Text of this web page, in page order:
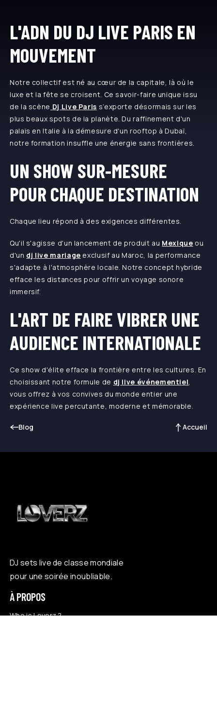
L'ADN DU DJ LIVE PARIS EN
MOUVEMENT
Notre collectif est né au cœur de la capitale, là où le
luxe et la fête se croisent. Ce savoir-faire unique issu
de la scène Dj Live Paris s’exporte désormais sur les
plus beaux spots de la planète. Du raffinement d'un
palais en Italie à la démesure d'un rooftop à Dubaï,
notre formation insuffle une énergie sans frontières.
UN SHOW SUR-MESURE
POUR CHAQUE DESTINATION
Chaque lieu répond à des exigences différentes.
Qu'il s'agisse d'un lancement de produit au Mexique ou
d'un dj live mariage exclusif au Maroc, la performance
s'adapte à l'atmosphère locale. Notre concept hybride
efface les distances pour offrir un voyage sonore
immersif.
L'ART DE FAIRE VIBRER UNE
AUDIENCE INTERNATIONALE
Ce show d'élite efface la frontière entre les cultures. En
choisissant notre formule de dj live événementiel,
vous offrez à vos convives du monde entier une
expérience live percutante, moderne et mémorable.
Blog Accueil
DJ sets live de classe mondiale
pour une soirée inoubliable.
À PROPOS
Who is Loverz ?